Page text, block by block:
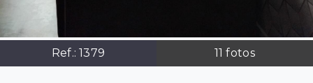
Ref.: 1379 11 fotos